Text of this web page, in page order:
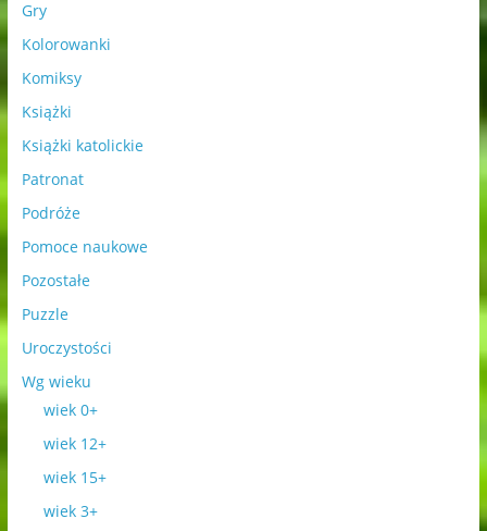
Gry
Kolorowanki
Komiksy
Książki
Książki katolickie
Patronat
Podróże
Pomoce naukowe
Pozostałe
Puzzle
Uroczystości
Wg wieku
wiek 0+
wiek 12+
wiek 15+
wiek 3+